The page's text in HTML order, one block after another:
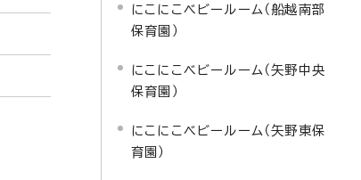
にこにこベビールーム（船越南部
保育園）
にこにこベビールーム（矢野中央
保育園）
にこにこベビールーム（矢野東保
育園）